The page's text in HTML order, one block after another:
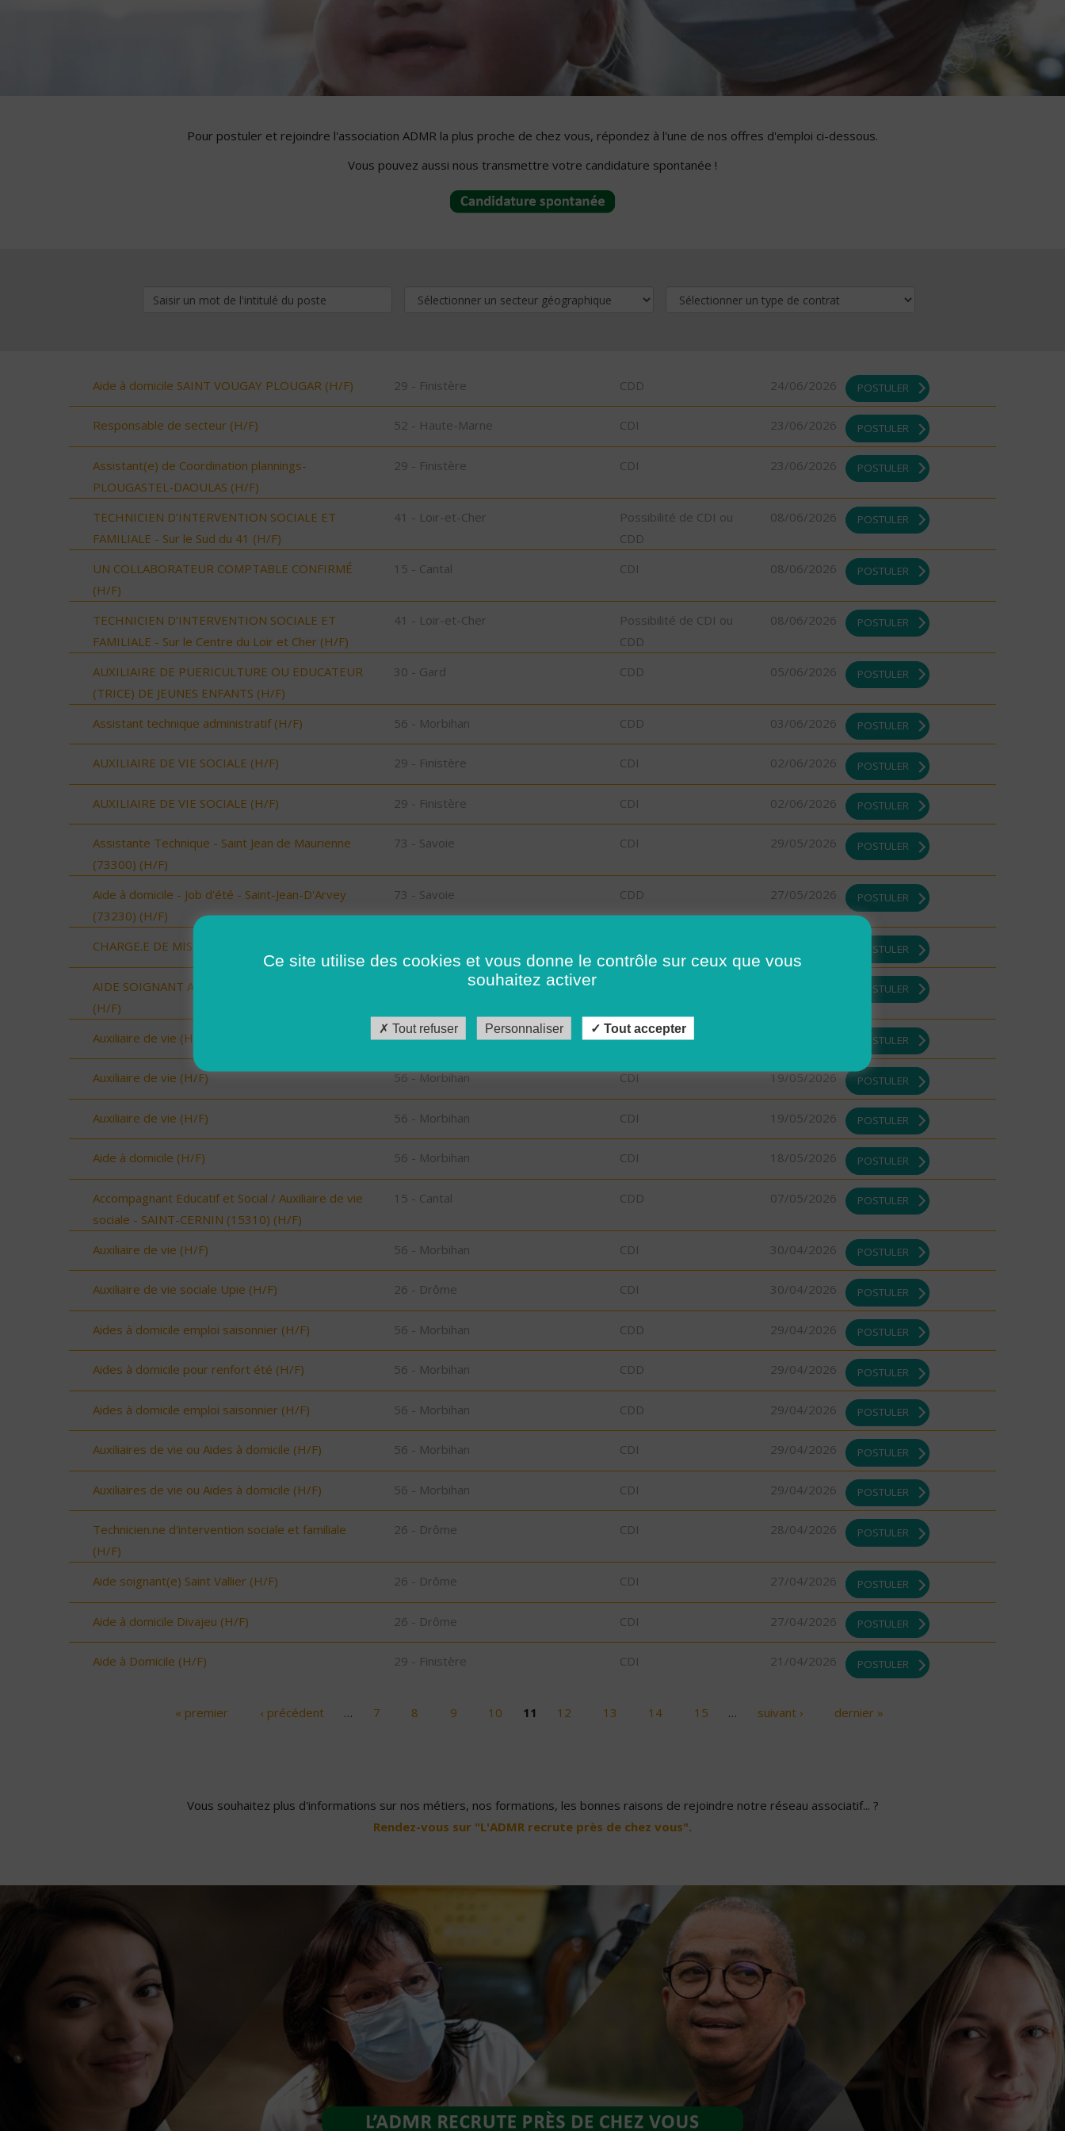
Pour postuler et rejoindre l'association ADMR la plus proche de chez vous, répondez à l'une de nos offres d'emploi ci-dessous.
Vous pouvez aussi nous transmettre votre candidature spontanée !
Aide à domicile SAINT VOUGAY PLOUGAR (H/F) 29 - Finistère CDD 24/06/2026 POSTULER
Responsable de secteur (H/F) 52 - Haute-Marne CDI 23/06/2026 POSTULER
Assistant(e) de Coordination plannings-
PLOUGASTEL-DAOULAS (H/F)
29 - Finistère CDI 23/06/2026 POSTULER
TECHNICIEN D’INTERVENTION SOCIALE ET
FAMILIALE - Sur le Sud du 41 (H/F)
41 - Loir-et-Cher
Possibilité de CDI ou
CDD
08/06/2026 POSTULER
UN COLLABORATEUR COMPTABLE CONFIRMÉ
(H/F)
15 - Cantal CDI 08/06/2026 POSTULER
TECHNICIEN D’INTERVENTION SOCIALE ET
FAMILIALE - Sur le Centre du Loir et Cher (H/F)
41 - Loir-et-Cher
Possibilité de CDI ou
CDD
08/06/2026 POSTULER
AUXILIAIRE DE PUERICULTURE OU EDUCATEUR
(TRICE) DE JEUNES ENFANTS (H/F)
30 - Gard CDD 05/06/2026 POSTULER
Assistant technique administratif (H/F) 56 - Morbihan CDD 03/06/2026 POSTULER
AUXILIAIRE DE VIE SOCIALE (H/F) 29 - Finistère CDI 02/06/2026 POSTULER
AUXILIAIRE DE VIE SOCIALE (H/F) 29 - Finistère CDI 02/06/2026 POSTULER
Assistante Technique - Saint Jean de Maurienne
(73300) (H/F)
73 - Savoie CDI 29/05/2026 POSTULER
Aide à domicile - Job d'été - Saint-Jean-D'Arvey
(73230) (H/F)
73 - Savoie CDD 27/05/2026 POSTULER
CHARGE.E DE MISSION (H/F) POSTULER
AIDE SOIGNANT A DOMICILE SECTEUR VAUVERT
(H/F)
POSTULER
Auxiliaire de vie (H/F) 56 - Morbihan CDI POSTULER
Auxiliaire de vie (H/F) 56 - Morbihan CDI 19/05/2026 POSTULER
Auxiliaire de vie (H/F) 56 - Morbihan CDI 19/05/2026 POSTULER
Aide à domicile (H/F) 56 - Morbihan CDI 18/05/2026 POSTULER
Accompagnant Educatif et Social / Auxiliaire de vie
sociale - SAINT-CERNIN (15310) (H/F)
15 - Cantal CDD 07/05/2026 POSTULER
Auxiliaire de vie (H/F) 56 - Morbihan CDI 30/04/2026 POSTULER
Auxiliaire de vie sociale Upie (H/F) 26 - Drôme CDI 30/04/2026 POSTULER
Aides à domicile emploi saisonnier (H/F) 56 - Morbihan CDD 29/04/2026 POSTULER
Aides à domicile pour renfort été (H/F) 56 - Morbihan CDD 29/04/2026 POSTULER
Aides à domicile emploi saisonnier (H/F) 56 - Morbihan CDD 29/04/2026 POSTULER
Auxiliaires de vie ou Aides à domicile (H/F) 56 - Morbihan CDI 29/04/2026 POSTULER
Auxiliaires de vie ou Aides à domicile (H/F) 56 - Morbihan CDI 29/04/2026 POSTULER
Technicien.ne d'intervention sociale et familiale
(H/F)
26 - Drôme CDI 28/04/2026 POSTULER
Aide soignant(e) Saint Vallier (H/F) 26 - Drôme CDI 27/04/2026 POSTULER
Aide à domicile Divajeu (H/F) 26 - Drôme CDI 27/04/2026 POSTULER
Aide à Domicile (H/F) 29 - Finistère CDI 21/04/2026 POSTULER
« premier ‹ précédent … 7 8 9 10 11 12 13 14 15 … suivant › dernier »
Vous souhaitez plus d'informations sur nos métiers, nos formations, les bonnes raisons de rejoindre notre réseau associatif... ?
Rendez-vous sur "L'ADMR recrute près de chez vous".
Ce site utilise des cookies et vous donne le contrôle sur ceux que vous
souhaitez activer
Tout refuser Personnaliser Tout accepter